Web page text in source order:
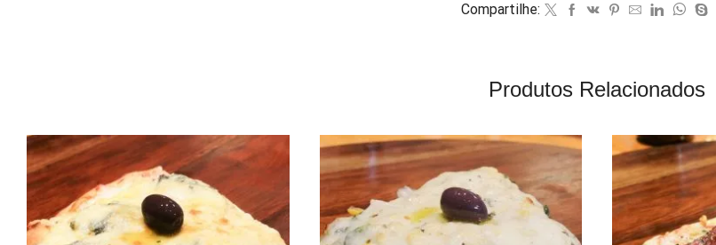
Compartilhe:
Produtos Relacionados